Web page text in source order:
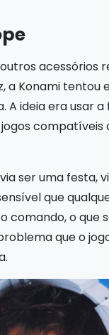
acessórios
a Konami tentou
A ideia era usar
compatíveis
ser uma festa,
que
comando, o que
que o